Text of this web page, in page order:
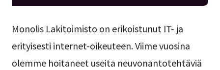
Monolis Lakitoimisto on erikoistunut IT- ja
erityisesti internet-oikeuteen. Viime vuosina
olemme hoitaneet useita neuvonantotehtäviä